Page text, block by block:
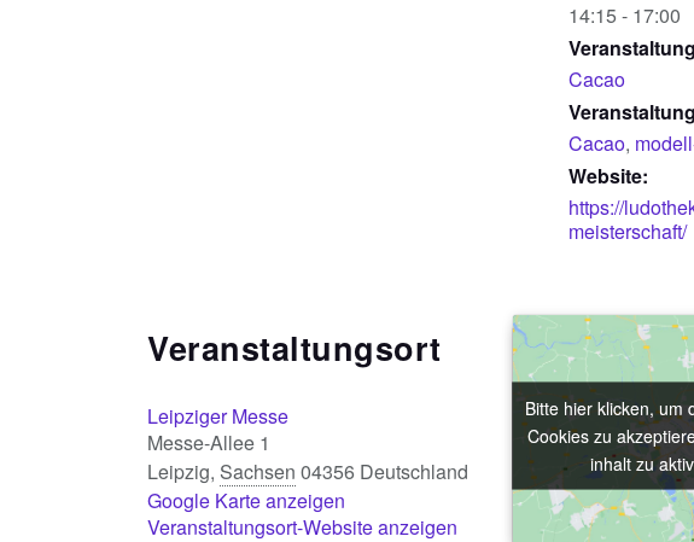
14:15 - 17:00
Cacao
Cacao,
Website:
https://
meisterschaft/
Veranstaltungsort
Leipziger Messe
Messe-Allee 1
Leipzig, Sachsen 04356 Deutschland
Google Karte anzeigen
Veranstaltungsort-Website anzeigen
Bitte hier klicken, um
Cookies zu
inhalt zu
Bitte hier klicken, um
Cookies zu
inhalt zu